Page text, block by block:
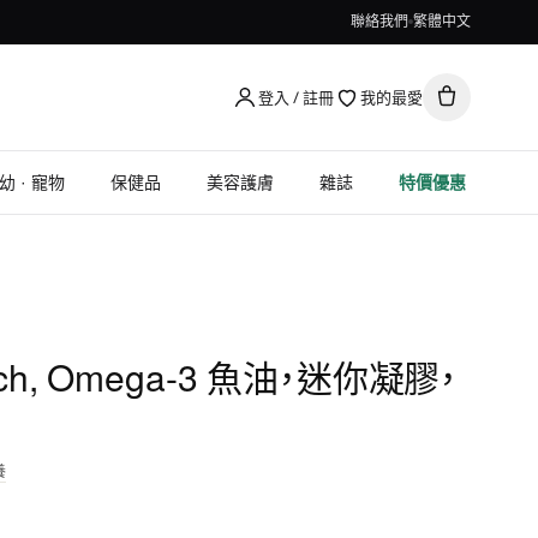
聯絡我們 繁體中文
登入 / 註冊 我的最愛
· 寵物 保健品 美容護膚 雜誌 特價優惠
Omega-3 魚油，迷你凝膠，